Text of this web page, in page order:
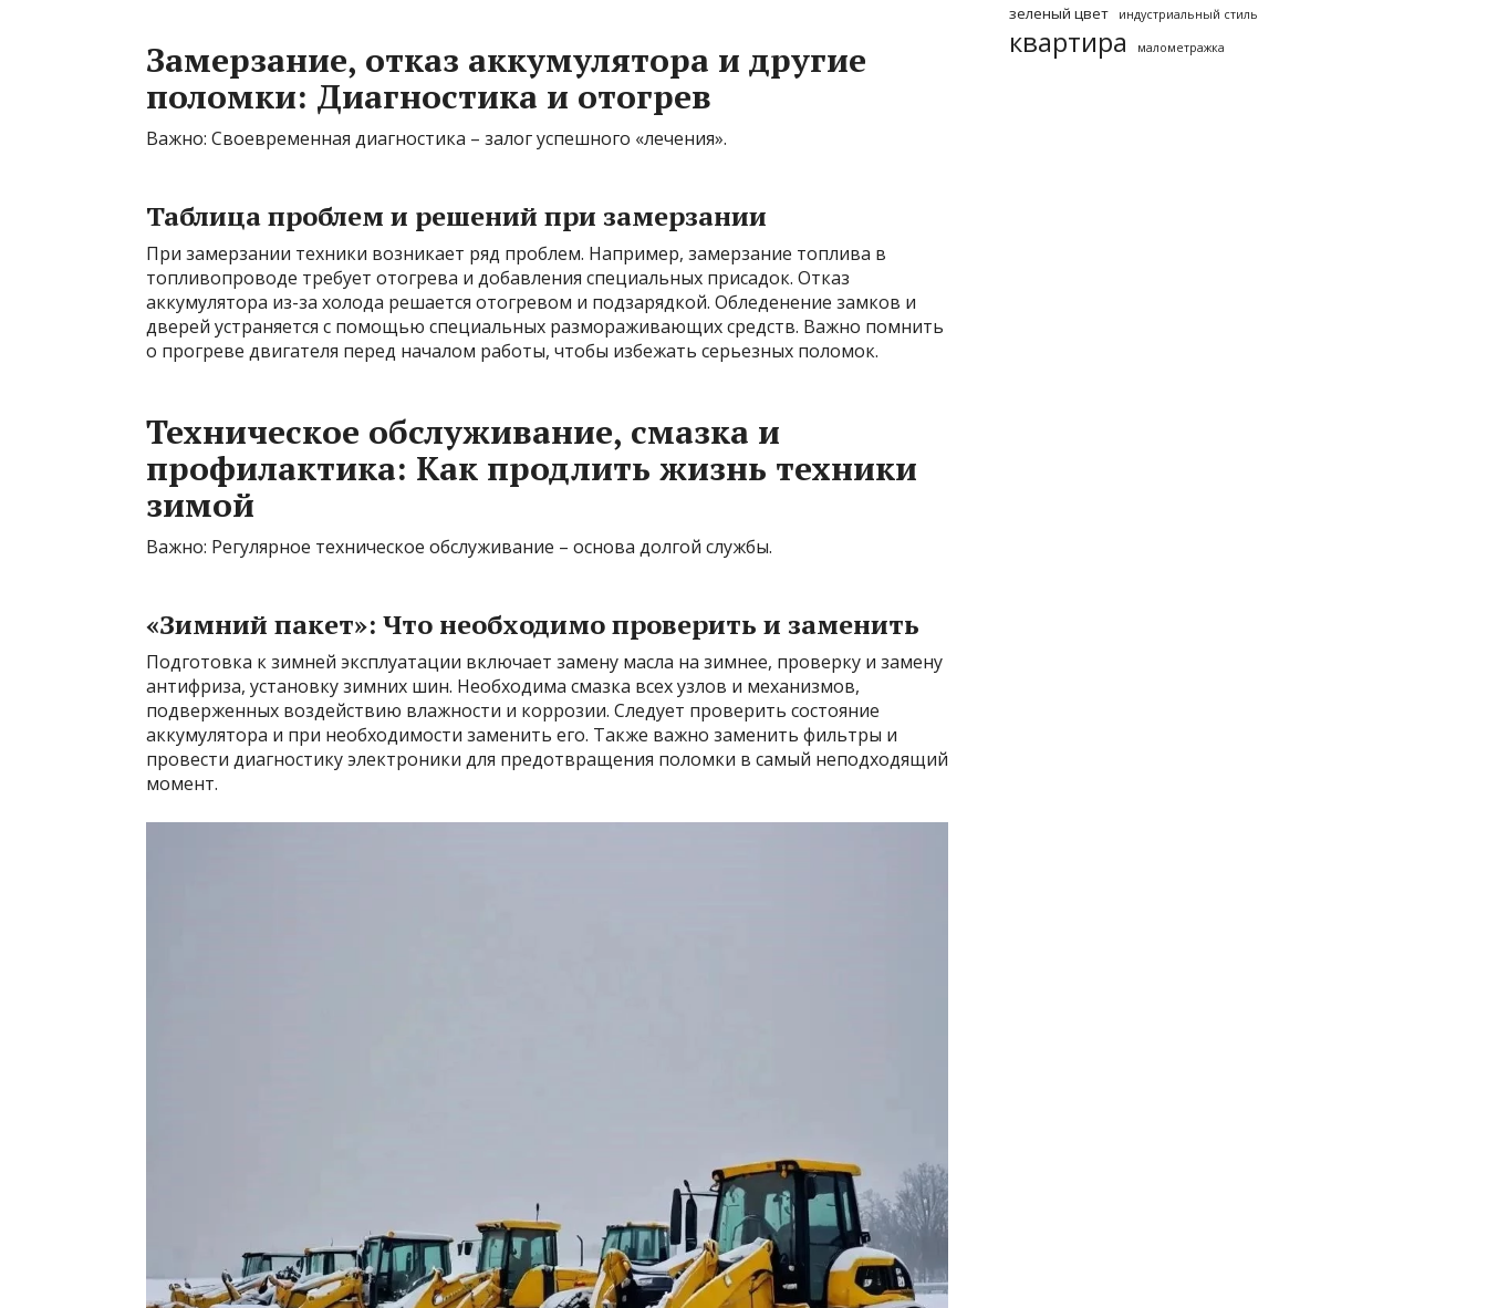
Замерзание, отказ аккумулятора и другие
поломки: Диагностика и отогрев
Важно: Своевременная диагностика – залог успешного «лечения».
Таблица проблем и решений при замерзании
При замерзании техники возникает ряд проблем. Например, замерзание топлива в
топливопроводе требует отогрева и добавления специальных присадок. Отказ
аккумулятора из-за холода решается отогревом и подзарядкой. Обледенение замков и
дверей устраняется с помощью специальных размораживающих средств. Важно помнить
о прогреве двигателя перед началом работы, чтобы избежать серьезных поломок.
Техническое обслуживание, смазка и
профилактика: Как продлить жизнь техники
зимой
Важно: Регулярное техническое обслуживание – основа долгой службы.
«Зимний пакет»: Что необходимо проверить и заменить
Подготовка к зимней эксплуатации включает замену масла на зимнее, проверку и замену
антифриза, установку зимних шин. Необходима смазка всех узлов и механизмов,
подверженных воздействию влажности и коррозии. Следует проверить состояние
аккумулятора и при необходимости заменить его. Также важно заменить фильтры и
провести диагностику электроники для предотвращения поломки в самый неподходящий
момент.
зеленый цвет индустриальный стиль
квартира малометражка